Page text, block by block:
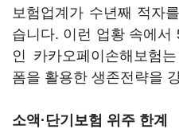
보험업계가 수년째 적자
습니다. 이런 업황 속에서
인 카카오페이손해보험
폼을 활용한 생존전략을
소액·단기보험 위주 한계